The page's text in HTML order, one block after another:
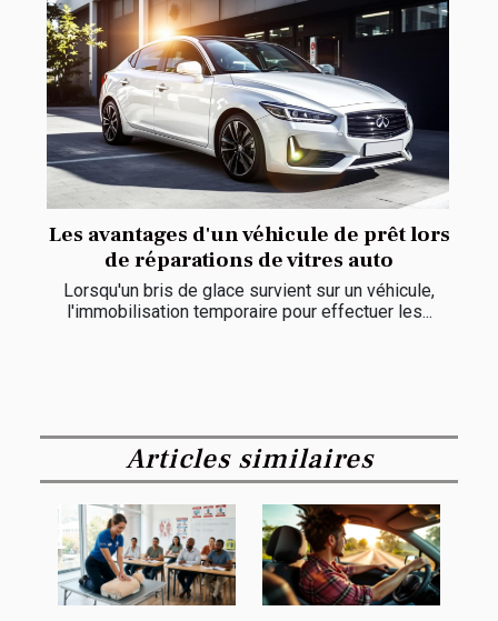
Les avantages d'un véhicule de prêt lors
de réparations de vitres auto
Lorsqu'un bris de glace survient sur un véhicule,
l'immobilisation temporaire pour effectuer les...
Articles similaires